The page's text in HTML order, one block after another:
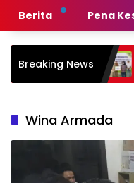
Berita Pena
Breaking News PT
Juta
Wina Armada